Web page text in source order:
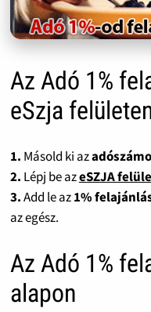
Az Adó 1%
eSzja
1. Másold ki az
2. Lépj be azeSZJA
3.Add le az1%
az egész.
Az Adó 1%
alapon